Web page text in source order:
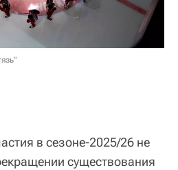
в сезоне-2025/26 не
существования